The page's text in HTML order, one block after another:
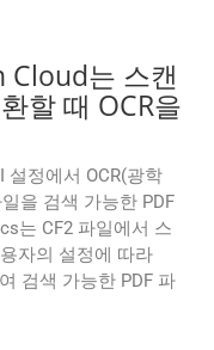
는 스캔
할 때 OCR을
설정에서 OCR(광학
을 검색 가능한 PDF
는 CF2 파일에서 스
자의 설정에 따라
검색 가능한 PDF 파